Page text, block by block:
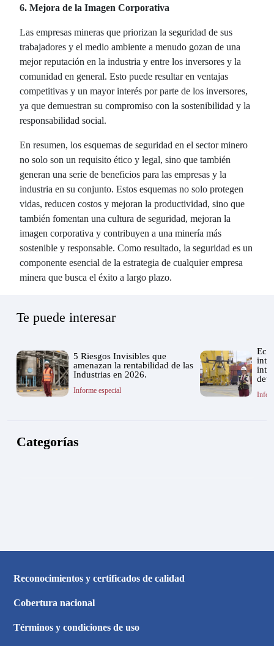
6. Mejora de la Imagen Corporativa
Las empresas mineras que priorizan la seguridad de sus
trabajadores y el medio ambiente a menudo gozan de una
mejor reputación en la industria y entre los inversores y la
comunidad en general. Esto puede resultar en ventajas
competitivas y un mayor interés por parte de los inversores,
ya que demuestran su compromiso con la sostenibilidad y la
responsabilidad social.
En resumen, los esquemas de seguridad en el sector minero
no solo son un requisito ético y legal, sino que también
generan una serie de beneficios para las empresas y la
industria en su conjunto. Estos esquemas no solo protegen
vidas, reducen costos y mejoran la productividad, sino que
también fomentan una cultura de seguridad, mejoran la
imagen corporativa y contribuyen a una minería más
sostenible y responsable. Como resultado, la seguridad es un
componente esencial de la estrategia de cualquier empresa
minera que busca el éxito a largo plazo.
Te puede interesar
5 Riesgos Invisibles que
amenazan la rentabilidad de las
Industrias en 2026.
Informe especial
Categorías
Reconocimientos y certificados de calidad
Cobertura nacional
Términos y condiciones de uso